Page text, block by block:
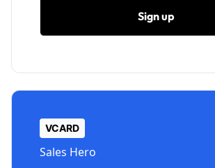
Sign up
VCARD
Sales Hero